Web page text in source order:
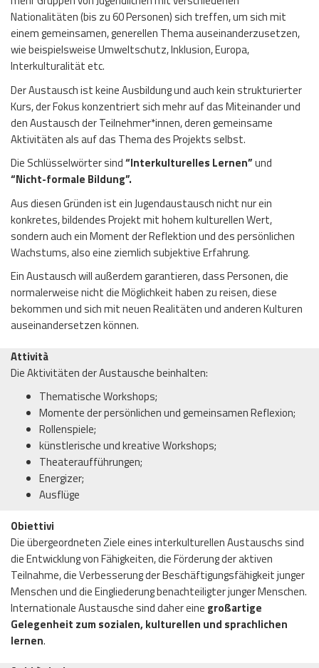
Nationalitäten (bis zu 60 Personen) sich treffen, um sich mit
einem gemeinsamen, generellen Thema auseinanderzusetzen,
wie beispielsweise Umweltschutz, Inklusion, Europa,
Interkulturalität etc.
Der Austausch ist keine Ausbildung und auch kein strukturierter
Kurs, der Fokus konzentriert sich mehr auf das Miteinander und
den Austausch der Teilnehmer*innen, deren gemeinsame
Aktivitäten als auf das Thema des Projekts selbst.
Die Schlüsselwörter sind“Interkulturelles Lernen”und
“Nicht-formale Bildung”.
Aus diesen Gründen ist ein Jugendaustausch nicht nur ein
konkretes, bildendes Projekt mit hohem kulturellen Wert,
sondern auch ein Moment der Reflektion und des persönlichen
Wachstums, also eine ziemlich subjektive Erfahrung.
Ein Austausch will außerdem garantieren, dass Personen, die
normalerweise nicht die Möglichkeit haben zu reisen, diese
bekommen und sich mit neuen Realitäten und anderen Kulturen
auseinandersetzen können.
Attività
Die Aktivitäten der Austausche beinhalten:
Thematische Workshops;
Momente der persönlichen und gemeinsamen Reflexion;
Rollenspiele;
künstlerische und kreative Workshops;
Theateraufführungen;
Energizer;
Ausflüge
Obiettivi
Die übergeordneten Ziele eines interkulturellen Austauschs sind
die Entwicklung von Fähigkeiten, die Förderung der aktiven
Teilnahme, die Verbesserung der Beschäftigungsfähigkeit junger
Menschen und die Eingliederung benachteiligter junger Menschen.
Internationale Austausche sind daher eine großartige
Gelegenheit zum sozialen, kulturellen und sprachlichen
lernen.